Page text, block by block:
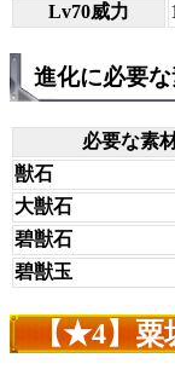
Lv70威力
進化に必要
必要な素
獣石
大獣石
碧獣石
碧獣玉
【★4】粟